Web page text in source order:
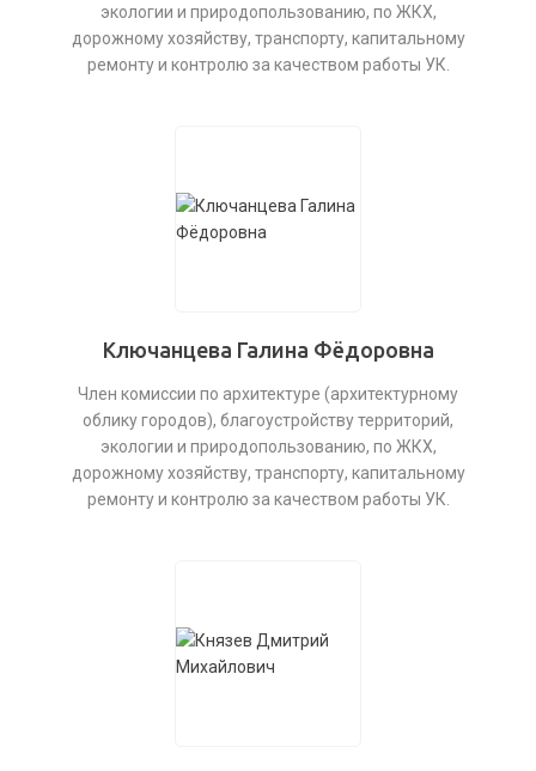
экологии и природопользованию, по ЖКХ,
дорожному хозяйству, транспорту, капитальному
ремонту и контролю за качеством работы УК.
Ключанцева Галина Фёдоровна
Член комиссии по архитектуре (архитектурному
облику городов), благоустройству территорий,
экологии и природопользованию, по ЖКХ,
дорожному хозяйству, транспорту, капитальному
ремонту и контролю за качеством работы УК.